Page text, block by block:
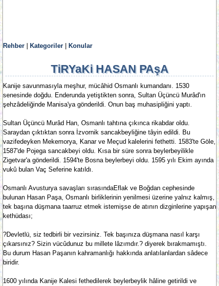
Rehber Kategoriler Konular
TiRYaKi HASAN PAşA
Kanije savunmasıyla meşhur, mücâhid Osmanlı kumandanı. 1530
senesinde doğdu. Enderunda yetiştikten sonra, Sultan Üçüncü Murâd'ın
şehzâdeliğinde Manisa'ya gönderildi. Onun baş muhasipliğini yaptı.
Sultan Üçüncü Murâd Han, Osmanlı tahtına çıkınca rikabdar oldu.
Saraydan çıktıktan sonra İzvornik sancakbeyliğine tâyin edildi. Bu
vazifedeyken Mekemorya, Kanar ve Meçud kalelerini fethetti. 1583'te Göle,
1587'de Pojega sancakbeyi oldu. Kısa bir süre sonra beylerbeyilikle
Zigetvar'a gönderildi. 1594'te Bosna beylerbeyi oldu. 1595 yılı Ekim ayında
vukû bulan Vaç Seferine katıldı.
Osmanlı Avusturya savaşları sırasındaEflak ve Boğdan cephesinde
bulunan Hasan Paşa, Osmanlı birliklerinin yenilmesi üzerine yalnız kalmış,
tek başına düşmana taarruz etmek istemişse de atının dizginlerine yapışan
kethüdası;
?Devletlü, siz tedbirli bir vezirsiniz. Tek başınıza düşmana nasıl karşı
çıkarsınız? Sizin vücûdunuz bu millete lâzımdır.? diyerek bırakmamıştı.
Bu durum Hasan Paşanın kahramanlığı hakkında anlatılanlardan sâdece
biridir.
1600 yılında Kanije Kalesi fethedilerek beylerbeylik hâline getirildi ve